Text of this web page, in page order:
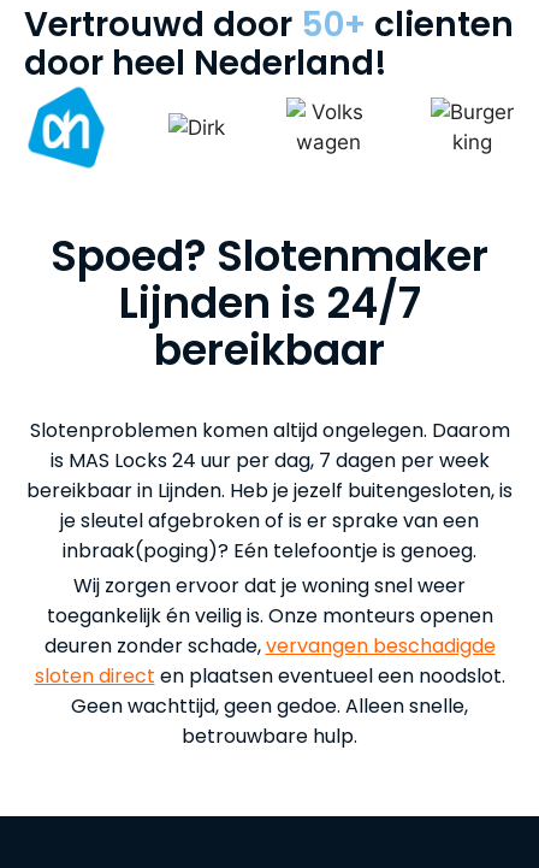
Vertrouwd door 50+ clienten
door heel Nederland!
Spoed? Slotenmaker
Lijnden is 24/7
bereikbaar
Slotenproblemen komen altijd ongelegen. Daarom
is MAS Locks 24 uur per dag, 7 dagen per week
bereikbaar in Lijnden. Heb je jezelf buitengesloten, is
je sleutel afgebroken of is er sprake van een
inbraak(poging)? Eén telefoontje is genoeg.
Wij zorgen ervoor dat je woning snel weer
toegankelijk én veilig is. Onze monteurs openen
deuren zonder schade,vervangen beschadigde
sloten direct en plaatsen eventueel een noodslot.
Geen wachttijd, geen gedoe. Alleen snelle,
betrouwbare hulp.